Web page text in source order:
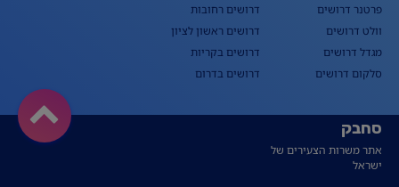
פרטנר דרושים
וולט דרושים
מגדל דרושים
סלקום דרושים
דרושים רחובות
דרושים ראשון לציון
דרושים בקריות
דרושים בדרום
סחבק
אתר משרות הצעירים של
ישראל